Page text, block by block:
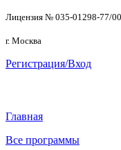
Лицензия № 035-01298-77/
г. Москва
Регистрация/Вход
Главная
Все программы